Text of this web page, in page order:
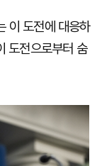
이 도전에 대응하
도전으로부터 숨